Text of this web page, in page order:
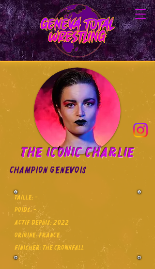
THe Iconic CHarlie
Champion genevois
Taille: -
Poids: -
Actif depuis: 2022
Origine: France
Finisher: The Crownfall